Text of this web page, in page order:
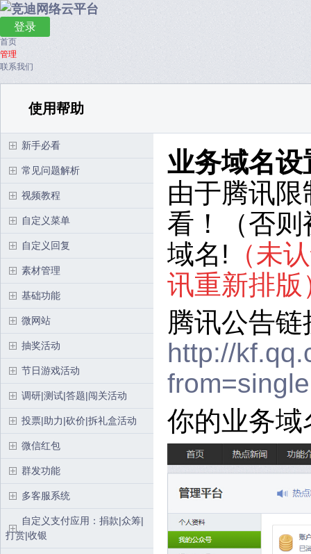
登录
首页
管理
联系我们
使用帮助
新手必看
常见问题解析
视频教程
自定义菜单
自定义回复
素材管理
基础功能
微网站
抽奖活动
节日游戏活动
调研|测试|答题|闯关活动
投票|助力|砍价|拆礼盒活动
微信红包
群发功能
多客服系统
自定义支付应用：捐款|众筹|
打赏|收银
业务域名设
由于腾讯
看！（否则
域名! （未
讯重新排版
腾讯公告链
http://
你的业务